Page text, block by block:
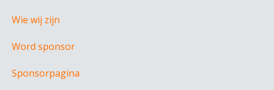
Wie wij zijn
Word sponsor
Sponsorpagina